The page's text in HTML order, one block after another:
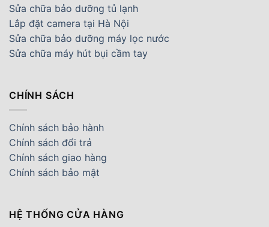
Sửa chữa bảo dưỡng tủ lạnh
Lắp đặt camera tại Hà Nội
Sửa chữa bảo dưỡng máy lọc nước
Sửa chữa máy hút bụi cầm tay
CHÍNH SÁCH
Chính sách bảo hành
Chính sách đổi trả
Chính sách giao hàng
Chính sách bảo mật
HỆ THỐNG CỬA HÀNG